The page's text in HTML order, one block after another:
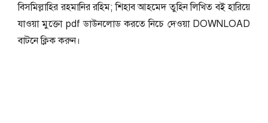
বিসমিল্লাহির রহমানির রহিম; শিহাব আহমেদ তুহিন লিখিত বই হারিয়ে
যাওয়া মুক্তো pdf ডাউনলোড করতে নিচে দেওয়া DOWNLOAD
বাটনে ক্লিক করুন।